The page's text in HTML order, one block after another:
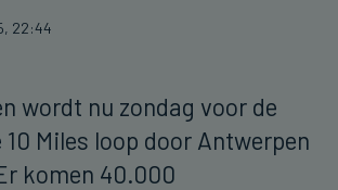
22:44
wordt nu zondag voor de
10 Miles loop door Antwerpen
komen 40.000